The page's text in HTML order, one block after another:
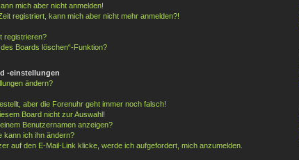
mich aber nicht anmelden!
registriert, kann mich aber nicht mehr anmelden?!
registrieren?
Boards löschen“-Funktion?
-einstellungen
ändern?
aber die Forenuhr geht immer noch falsch!
Board nicht zur Auswahl!
Benutzernamen anzeigen?
kann ich ihn ändern?
auf den E-Mail-Link klicke, werde ich aufgefordert, mich anzumelden.